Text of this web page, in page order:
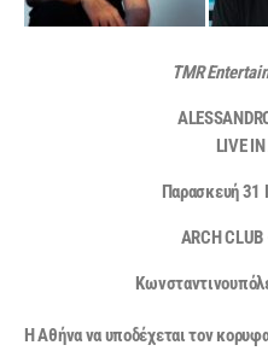
TMR
LIVE
Παρασκευή 31
ARCH CLUB
Η Αθήνα να υποδέχεται τον